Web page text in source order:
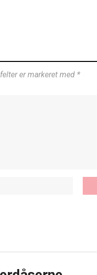
er markeret med *